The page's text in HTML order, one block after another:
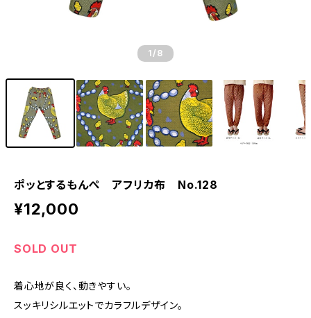
1 /8
ポッとするもんぺ アフリカ布 No.128
¥12,000
SOLD OUT
着心地が良く、動きやすい。
スッキリシルエットでカラフルデザイン。